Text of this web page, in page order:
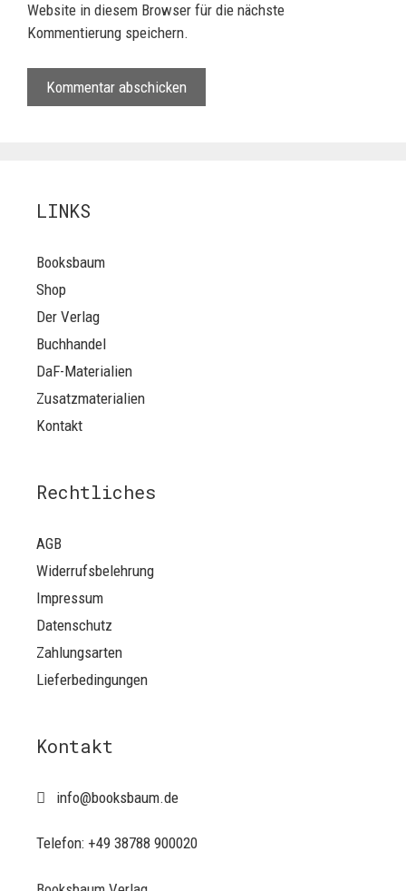
Website in diesem Browser für die nächste
Kommentierung speichern.
LINKS
Booksbaum
Shop
Der Verlag
Buchhandel
DaF-Materialien
Zusatzmaterialien
Kontakt
Rechtliches
AGB
Widerrufsbelehrung
Impressum
Datenschutz
Zahlungsarten
Lieferbedingungen
Kontakt
info@booksbaum.de
Telefon: +49 38788 900020